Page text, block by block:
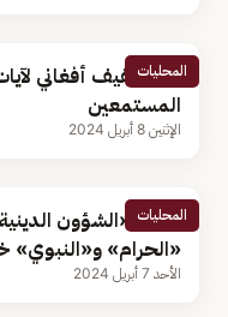
المحليات
تلاوة كفيف أفغاني
المستمعين
الإثنين 8 أبريل 2024
المحليات
رئاسة «الشؤون
«الحرام» و«النبوي»
الأحد 7 أبريل 2024